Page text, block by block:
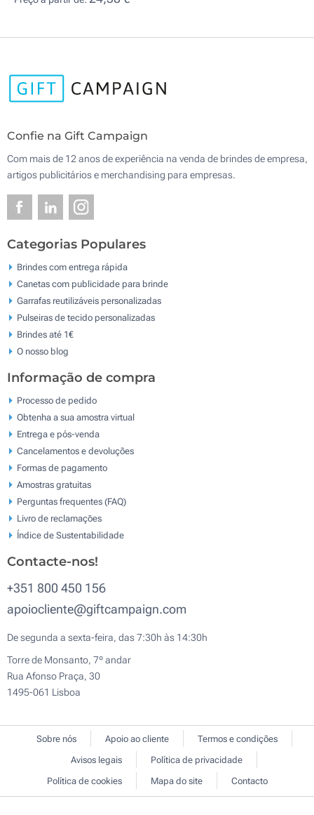
Confie na Gift Campaign
Com mais de 12 anos de experiência na venda de brindes de empresa,
artigos publicitários e merchandising para empresas.
Categorias Populares
Brindes com entrega rápida
Canetas com publicidade para brinde
Garrafas reutilizáveis personalizadas
Pulseiras de tecido personalizadas
Brindes até 1€
O nosso blog
Informação de compra
Processo de pedido
Obtenha a sua amostra virtual
Entrega e pós-venda
Cancelamentos e devoluções
Formas de pagamento
Amostras gratuitas
Perguntas frequentes (FAQ)
Livro de reclamaçōes
Índice de Sustentabilidade
Contacte-nos!
+351 800 450 156
apoiocliente@giftcampaign.com
De segunda a sexta-feira, das 7:30h às 14:30h
Torre de Monsanto, 7º andar
Rua Afonso Praça, 30
1495-061 Lisboa
Sobre nós Apoio ao cliente
Termos e condições
Avisos legais
Política de privacidade
Política de cookies
Mapa do site Contacto